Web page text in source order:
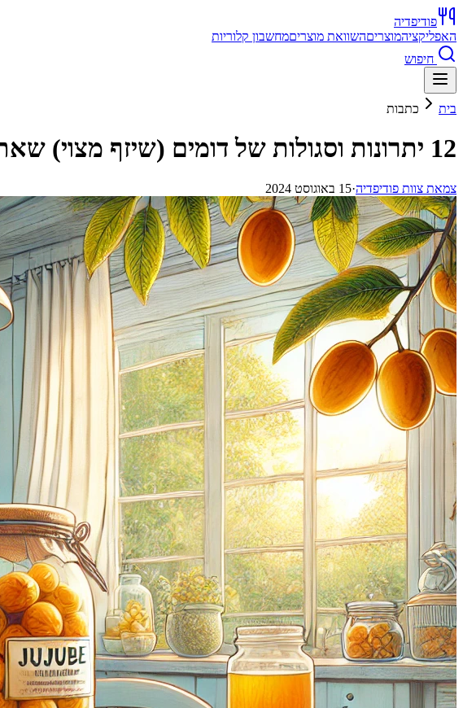
פודיפדיה
האפליקציהמוצריםהשוואת מוצריםמחשבון קלוריות
חיפוש
בית כתבות
12 יתרונות וסגולות של דומים (שיזף מצוי) שאתם חייבים להכיר
צמאת צוות פודיפדיה·15 באוגוסט 2024